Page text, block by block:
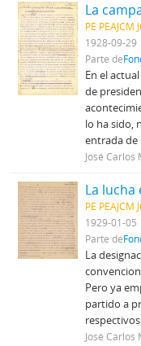
PE
1928-09-29
Parte de
En el
de
lo ha sido,
entrada de
José Carlos
PE
1929-01-05
Parte de
La
Pero ya
partido a
José Carlos